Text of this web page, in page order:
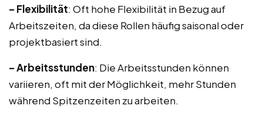
– Flexibilität: Oft hohe Flexibilität in Bezug auf
Arbeitszeiten, da diese Rollen häufig saisonal oder
projektbasiert sind.
– Arbeitsstunden: Die Arbeitsstunden können
variieren, oft mit der Möglichkeit, mehr Stunden
während Spitzenzeiten zu arbeiten.